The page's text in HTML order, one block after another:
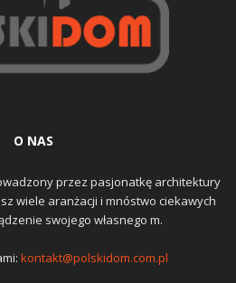
O NAS
przez pasjonatkę architektury
wiele aranżacji i mnóstwo ciekawych
swojego własnego m.
kontakt@polskidom.com.pl